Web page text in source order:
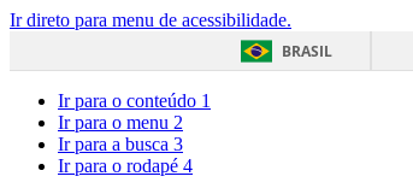
Ir direto para menu de acessibilidade.
BRASIL
Ir para o conteúdo 1
Ir para o menu 2
Ir para a busca 3
Ir para o rodapé 4